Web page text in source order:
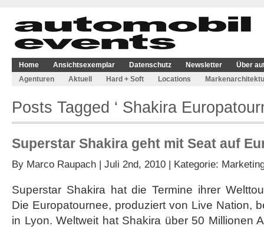
Home Ansichtsexemplar Datenschutz Newsletter
Über
Agenturen
Aktuell Hard + Soft Locations
Posts Tagged ‘ Shakira
Superstar Shakira geht mit Seat auf
By Marco Raupach | Juli 2nd, 2010 | Kategorie:
Superstar Shakira hat die Termine ihrer
Die Europatournee, produziert von Live Nation,
in Lyon. Weltweit hat Shakira über 50 Millionen